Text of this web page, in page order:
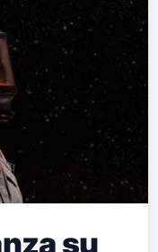
y la
hermosa de
su